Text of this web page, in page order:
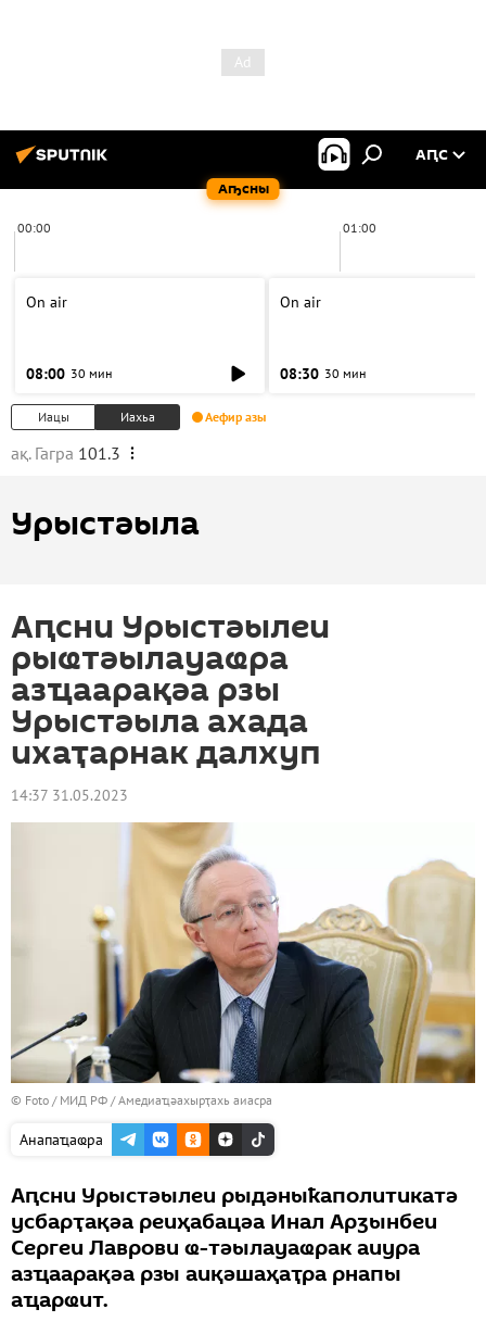
Аҧсны
АԤС
00:00 01:00
On air
08:00 30 мин
On air
08:30 30 мин
Иацы Иахьа Аефир азы
ақ. Гагра 101.3
Урыстәыла
Аԥсни Урыстәылеи
рыҩтәылауаҩра
азҵаарақәа рзы
Урыстәыла ахада
ихаҭарнак далхуп
14:37 31.05.2023
© Foto / МИД РФ /Амедиаҵәахырҭахь аиасра
Анапаҵаҩра
Аԥсни Урыстәылеи рыдәныҟаполитикатә
усбарҭақәа реиҳабацәа Инал Арӡынбеи
Сергеи Лаврови ҩ-тәылауаҩрак аиура
азҵаарақәа рзы аиқәшаҳаҭра рнапы
аҵарҩит.